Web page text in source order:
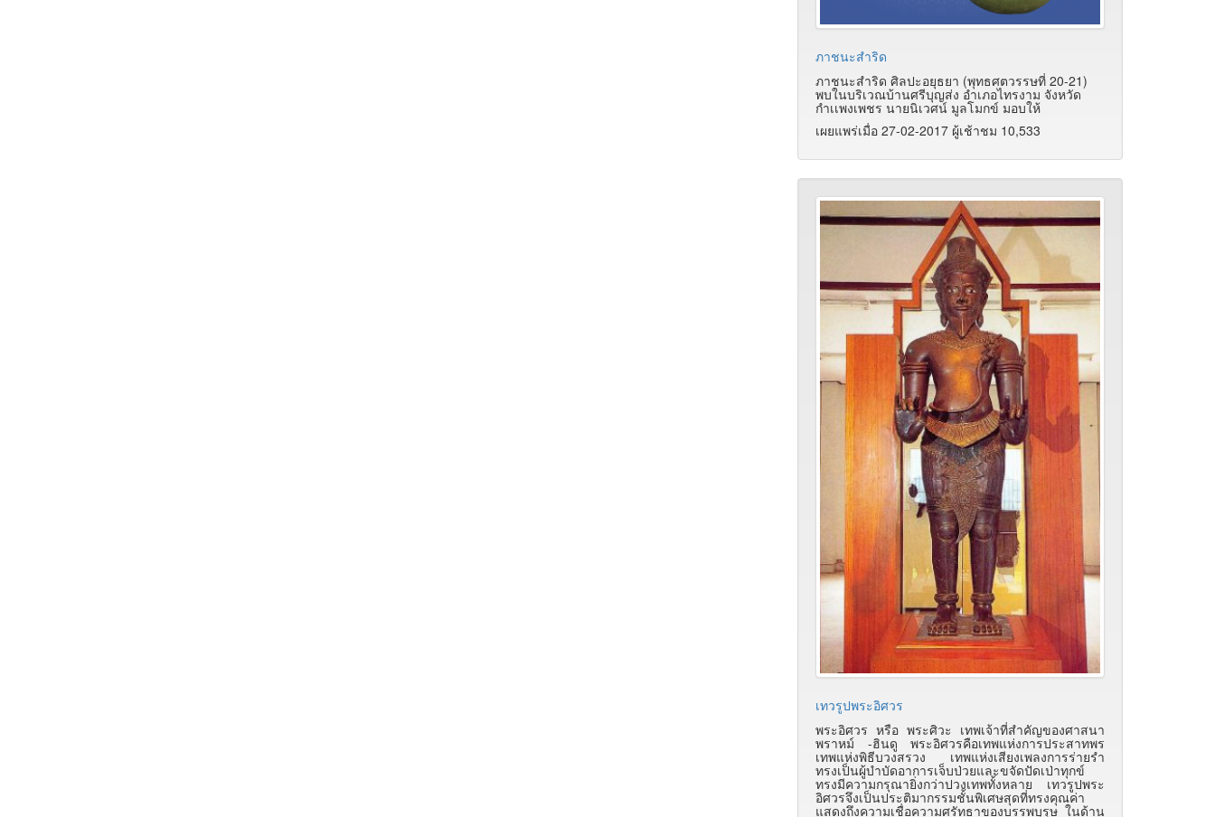
ภาชนะสำริด
ภาชนะสำริด ศิลปะอยุธยา (พุทธศตวรรษที่ 20-21)
พบในบริเวณบ้านศรีบุญส่ง อำเภอไทรงาม จังหวัด
กำเเพงเพชร นายนิเวศน์ มูลโมกข์ มอบให้
เผยแพร่เมื่อ 27-02-2017 ผู้เช้าชม 10,533
เทวรูปพระอิศวร
พระอิศวร หรือ พระศิวะ เทพเจ้าที่สำคัญของศาสนา
พราหม์ -ฮินดู พระอิศวรคือเทพแห่งการประสาทพร
เทพแห่งพิธีบวงสรวง เทพแห่งเสียงเพลงการร่ายรำ
ทรงเป็นผู้บำบัดอาการเจ็บป่วยและขจัดปัดเป่าทุกข์
ทรงมีความกรุณายิ่งกว่าปวงเทพทั้งหลาย เทวรูปพระ
อิศวรจึงเป็นประติมากรรมชั้นพิเศษสุดที่ทรงคุณค่า
แสดงถึงความเชื่อความศรัทธาของบรรพบุรุษ ในด้าน